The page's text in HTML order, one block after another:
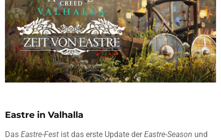
Eastre in Valhalla
Das Eastre-Fest ist das erste Update derEastre-Season und